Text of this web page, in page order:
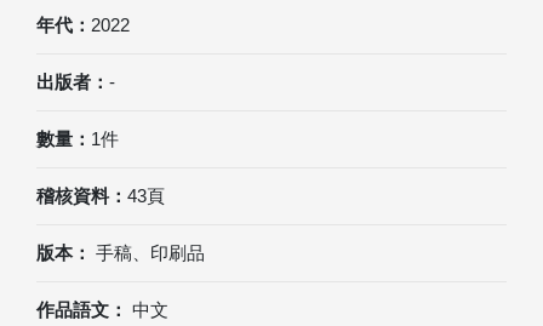
年代： 2022
出版者： -
數量： 1件
稽核資料： 43頁
版本： 手稿、印刷品
作品語文： 中文